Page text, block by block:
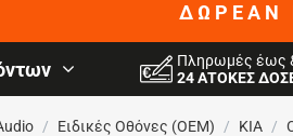
ΔΩΡΕΑΝ
Πληρωμές έως
24 ΑΤΟΚΕΣ
/ Ειδικές Oθόνες (OEM) / KIA /